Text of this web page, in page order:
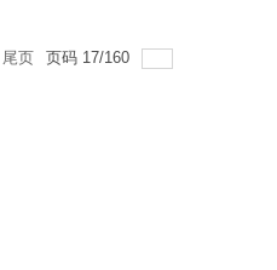
尾页 页码 17/160